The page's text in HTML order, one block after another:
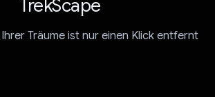
TrekScape
Träume ist nur einen Klick entfernt